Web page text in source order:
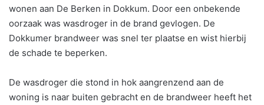
wonen aan De Berken in Dokkum. Door een onbekende
oorzaak was wasdroger in de brand gevlogen. De
Dokkumer brandweer was snel ter plaatse en wist hierbij
de schade te beperken.
De wasdroger die stond in hok aangrenzend aan de
woning is naar buiten gebracht en de brandweer heeft het